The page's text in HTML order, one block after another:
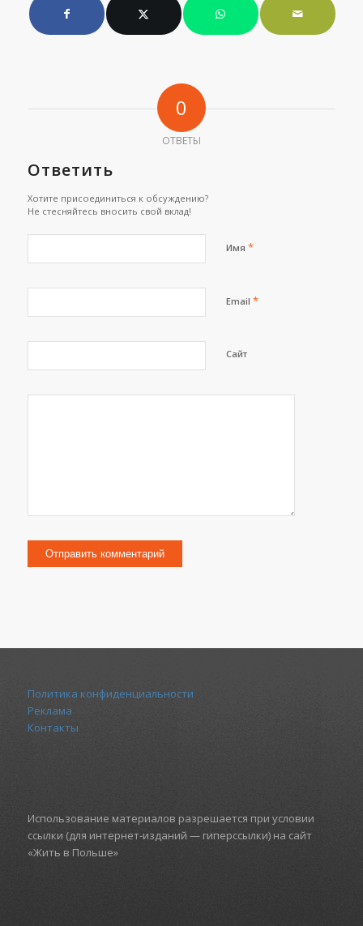
0
ОТВЕТЫ
Ответить
Хотите присоединиться к обсуждению?
Не стесняйтесь вносить свой вклад!
Имя *
Email *
Сайт
Политика конфиденциальности
Реклама
Контакты
Использование материалов разрешается при условии
ссылки (для интернет-изданий — гиперссылки) на сайт
«Жить в Польше»